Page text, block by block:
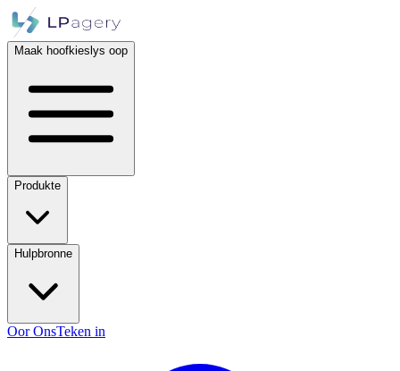
Maak hoofkieslys oop
Produkte
Hulpbronne
Oor OnsTeken in